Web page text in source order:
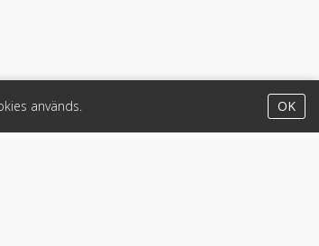
används. OK